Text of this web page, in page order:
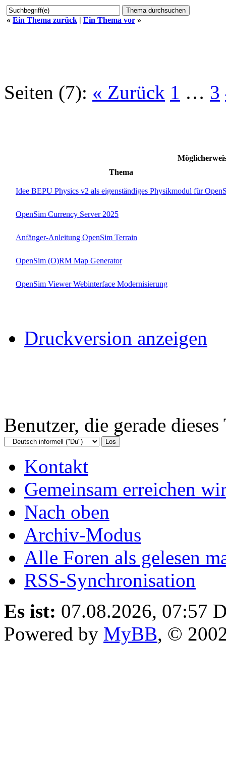
« Ein Thema zurück | Ein Thema vor »
Seiten (7): « Zurück 1 … 3
Thema
Idee BEPU Physics v2 als eigenständiges Physikmodul für
OpenSim Currency Server 2025
Anfänger-Anleitung OpenSim Terrain
OpenSim (O)RM Map Generator
OpenSim Viewer Webinterface Modernisierung
Druckversion anzeigen
Benutzer, die gerade
Kontakt
Gemeinsam erreichen
Nach oben
Archiv-Modus
Alle Foren als gelesen
RSS-Synchronisation
Es ist: 07.08.2026, 07:57
Powered by MyBB, ©